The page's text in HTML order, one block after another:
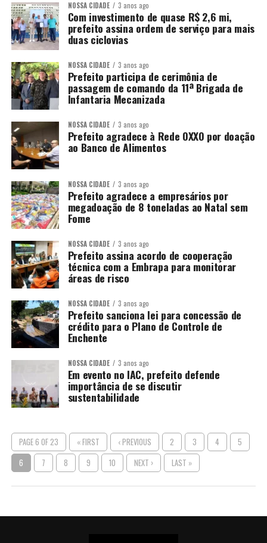
NOSSA CIDADE 3 anos ago
Com investimento de quase R$ 2,6 mi,
prefeito assina ordem de serviço para mais
duas ciclovias
NOSSA CIDADE 3 anos ago
Prefeito participa de cerimônia de
passagem de comando da 11ª Brigada de
Infantaria Mecanizada
NOSSA CIDADE 3 anos ago
Prefeito agradece à Rede OXXO por doação
ao Banco de Alimentos
NOSSA CIDADE 3 anos ago
Prefeito agradece a empresários por
megadoação de 8 toneladas ao Natal sem
Fome
NOSSA CIDADE 3 anos ago
Prefeito assina acordo de cooperação
técnica com a Embrapa para monitorar
áreas de risco
NOSSA CIDADE 3 anos ago
Prefeito sanciona lei para concessão de
crédito para o Plano de Controle de
Enchente
NOSSA CIDADE 3 anos ago
Em evento no IAC, prefeito defende
importância de se discutir
sustentabilidade
PAGE 6 OF 23 « FIRST ‹ PREVIOUS 2 3 4
5
6
7 8 9 10 NEXT › LAST »